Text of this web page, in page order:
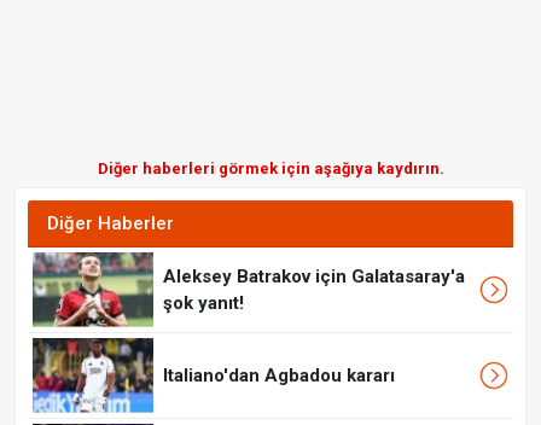
Diğer haberleri görmek için aşağıya kaydırın.
Diğer Haberler
Aleksey Batrakov için Galatasaray'a
şok yanıt!
Italiano'dan Agbadou kararı